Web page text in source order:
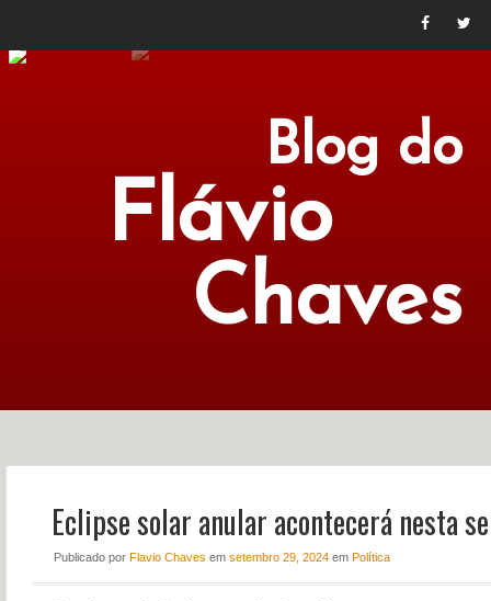
Blog do
Flávio
Chaves
NOTÍCIAS PERFIL
CONTATO
Eclipse solar anular acontecerá nesta
Publicado por Flavio Chaves em setembro 29, 2024em Política